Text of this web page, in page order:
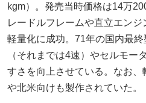
kgm）。発売当時価格は14万
レードルフレームや直立エン
軽量化に成功。71年の国内最
（それまでは4速）やセルモー
すさを向上させている。なお
や北米向けも製作されていた。